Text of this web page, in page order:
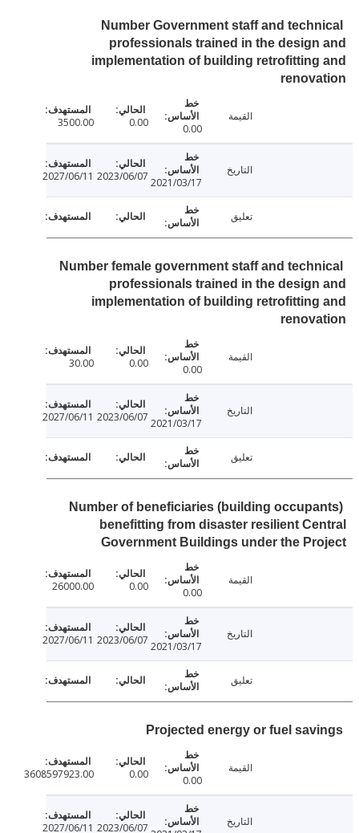
Number Government staff and
professionals trained in the
implementation of building
0.00
3500.00
2021/03/17
2023/06/07
2027/06/11
Number female government staff and
professionals trained in the
implementation of building
0.00
30.00
2021/03/17
2023/06/07
2027/06/11
Number of beneficiaries (building
benefitting from disaster resilient
Government Buildings under the
0.00
26000.00
2021/03/17
2023/06/07
2027/06/11
Projected energy or fuel
0.00
3608597923.00
2023/06/07
2027/06/11